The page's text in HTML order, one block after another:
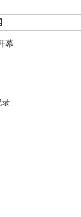
幕
录